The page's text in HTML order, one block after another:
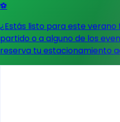
⚽
¿Estás listo para este verano
partido o a alguno de los
reserva tu estacionamiento